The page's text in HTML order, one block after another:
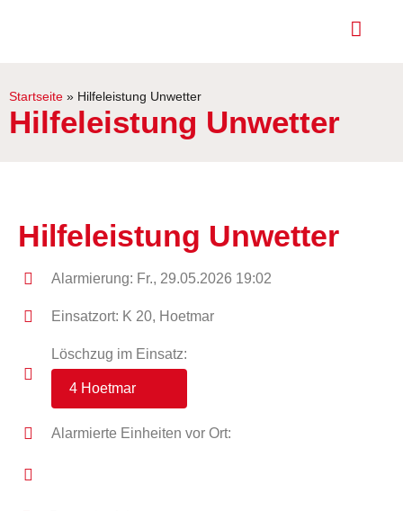
Startseite » Hilfeleistung Unwetter
Hilfeleistung Unwetter
Hilfeleistung Unwetter
Alarmierung: Fr., 29.05.2026 19:02
Einsatzort: K 20, Hoetmar
Löschzug im Einsatz:
4 Hoetmar
Alarmierte Einheiten vor Ort: